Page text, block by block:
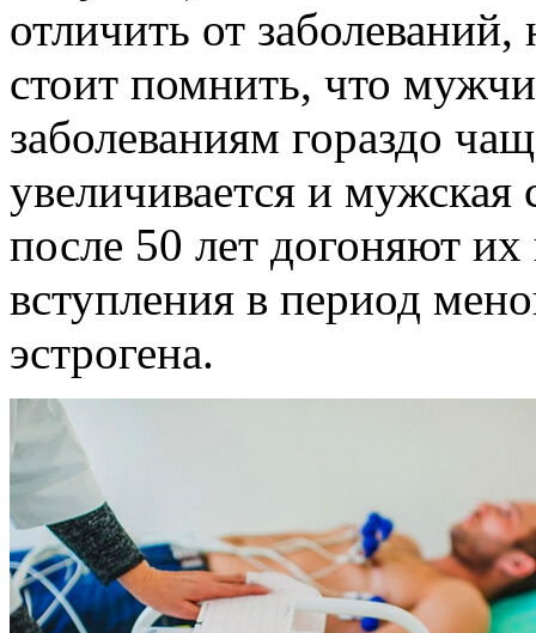
отличить от
стоит помнить, что
заболеваниям гораздо
увеличивается и
после 50 лет догоняют их
вступления в период
эстрогена.